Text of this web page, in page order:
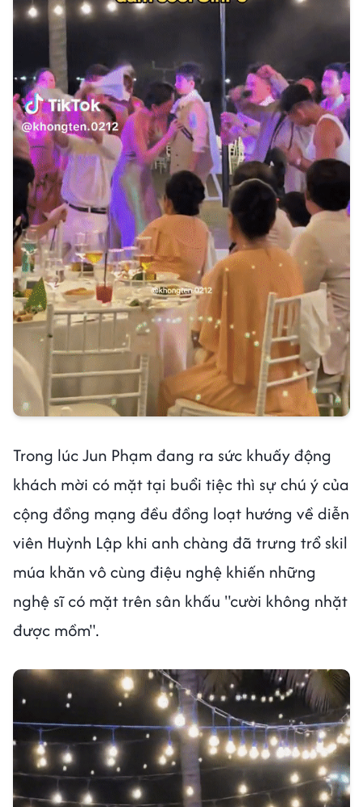
Trong lúc Jun Phạm đang ra sức khuấy động
khách mời có mặt tại buổi tiệc thì sự chú ý của
cộng đồng mạng đều đồng loạt hướng về diễn
viên Huỳnh Lập khi anh chàng đã trưng trổ skil
múa khăn vô cùng điệu nghệ khiến những
nghệ sĩ có mặt trên sân khấu "cười không nhặt
được mồm".